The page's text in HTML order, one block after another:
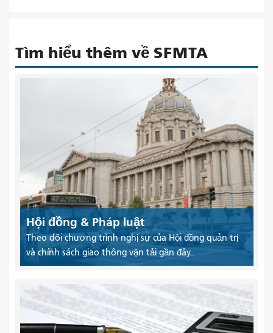
Tìm hiểu thêm về SFMTA
Hội đồng & Pháp luật
Theo dõi chương trình nghị sự của Hội đồng quản trị
và chính sách giao thông vận tải gần đây.